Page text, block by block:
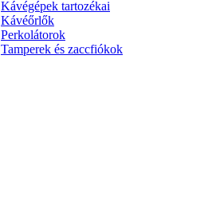
Kávégépek tartozékai
Kávéőrlők
Perkolátorok
Tamperek és zaccfiókok